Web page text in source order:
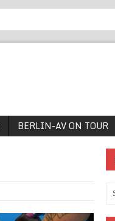
BERLIN-AV ON TOUR